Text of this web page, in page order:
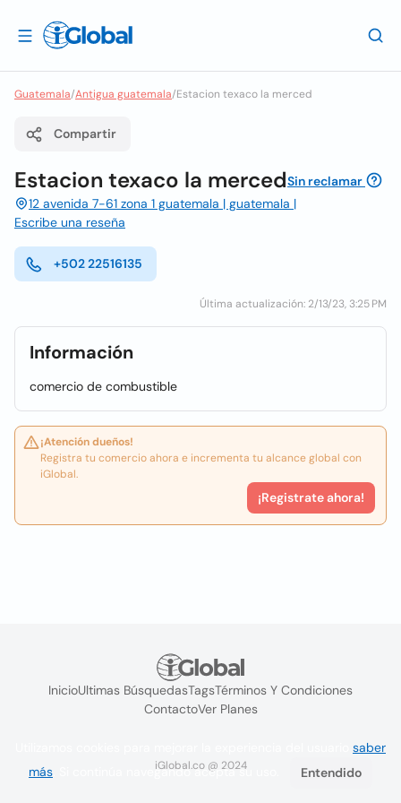
Guatemala/Antigua guatemala/Estacion texaco la merced
Compartir
Estacion texaco la mercedSin reclamar
12 avenida 7-61 zona 1 guatemala | guatemala |
Escribe una reseña
+502 22516135
Última actualización: 2/13/23, 3:25 PM
Información
comercio de combustible
¡Atención dueños!
Registra tu comercio ahora e incrementa tu alcance global con
iGlobal.
¡Registrate ahora!
InicioUltimas BúsquedasTagsTérminos Y Condiciones
ContactoVer Planes
iGlobal.co @ 2024
saber
más . Si continúa navegando acepta su uso. Entendido